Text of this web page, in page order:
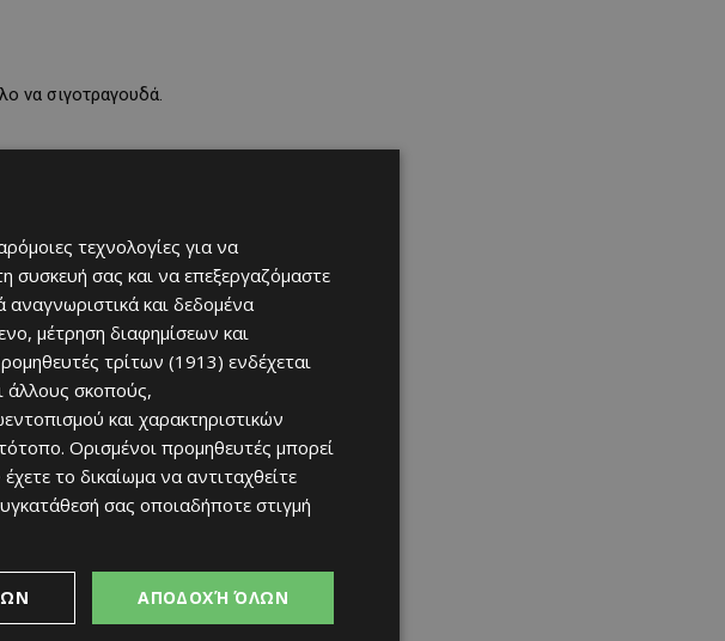
να σιγοτραγουδά.
Νίκος από το
τεχνολογίες για να
συσκευή σας και να επεξεργαζόμαστε
και δεδομένα
μέτρηση διαφημίσεων και
τρίτων (1913) ενδέχεται
άλλους σκοπούς,
και χαρακτηριστικών
Ορισμένοι προμηθευτές μπορεί
το δικαίωμα να αντιταχθείτε
σας οποιαδήποτε στιγμή
ΑΠΟΔΟΧΉ ΌΛΩΝ